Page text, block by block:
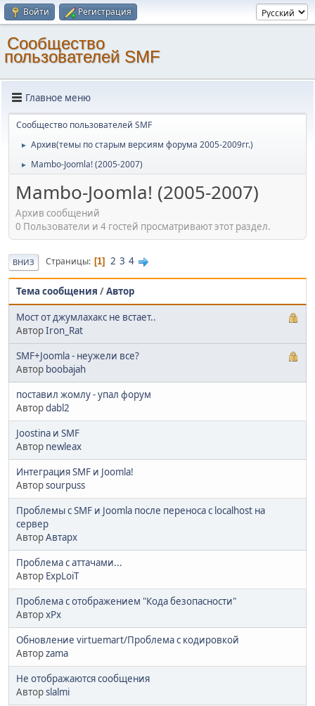
Войти Регистрация
Cообщество
пользователей SMF
Главное меню
Cообщество пользователей SMF
► Архив(темы по старым версиям форума 2005-2009гг.)
► Mambo-Joomla! (2005-2007)
Mambo-Joomla! (2005-2007)
Архив сообщений
0 Пользователи и 4 гостей просматривают этот раздел.
ВНИЗ Страницы 1 2 3 4
Тема сообщения /Автор
Мост от джумлахакс не встает..
АвторIron_Rat
SMF+Joomla - неужели все?
Автор boobajah
поставил жомлу - упал форум
Авторdabl2
Joostina и SMF
Автор newleax
Интеграция SMF и Joomla!
Авторsourpuss
Проблемы с SMF и Joomla после переноса с localhost на
сервер
АвторАвтарх
Проблема с аттачами...
Автор ExpLoiT
Проблема с отображением "Кода безопасности"
АвторxPx
Обновление virtuemart/Проблема с кодировкой
Авторzama
Не отображаются сообщения
Авторslalmi